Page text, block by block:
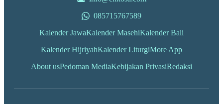
085715767589
Kalender JawaKalender MasehiKalender Bali
Kalender HijriyahKalender LiturgiMore App
About usPedoman MediaKebijakan PrivasiRedaksi